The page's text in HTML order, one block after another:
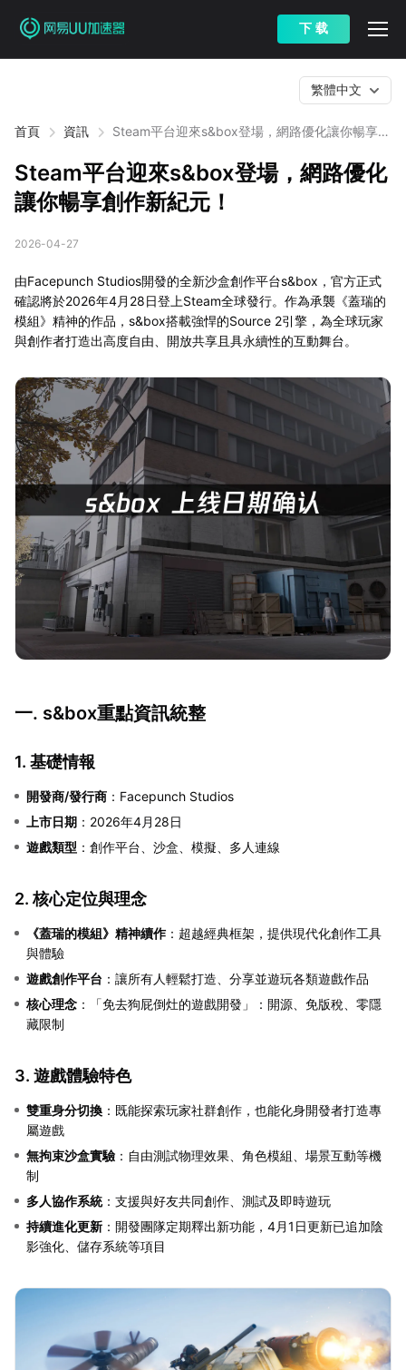
下 载
首頁 資訊
Steam平台迎來s&box登場，網路優化讓你暢享創
繁體中文
Steam平台迎來s&box登場，網路優化
讓你暢享創作新紀元！
2026-04-27
由Facepunch Studios開發的全新沙盒創作平台s&box，官方正式
確認將於2026年4月28日登上Steam全球發行。作為承襲《蓋瑞的
模組》精神的作品，s&box搭載強悍的Source 2引擎，為全球玩家
與創作者打造出高度自由、開放共享且具永續性的互動舞台。
一. s&box重點資訊統整
1. 基礎情報
開發商/發行商 ：Facepunch Studios
上市日期 ：2026年4月28日
遊戲類型 ：創作平台、沙盒、模擬、多人連線
2. 核心定位與理念
《蓋瑞的模組》精神續作：超越經典框架，提供現代化創作工具
與體驗
遊戲創作平台 ：讓所有人輕鬆打造、分享並遊玩各類遊戲作品
核心理念 ：「免去狗屁倒灶的遊戲開發」：開源、免版稅、零隱
藏限制
3. 遊戲體驗特色
雙重身分切換 ：既能探索玩家社群創作，也能化身開發者打造專
屬遊戲
無拘束沙盒實驗 ：自由測試物理效果、角色模組、場景互動等機
制
多人協作系統：支援與好友共同創作、測試及即時遊玩
持續進化更新 ：開發團隊定期釋出新功能，4月1日更新已追加陰
影強化、儲存系統等項目